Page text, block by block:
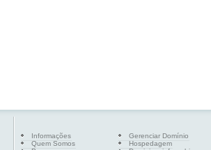
Informações
Quem Somos
Gerenciar Domínio
Hospedagem